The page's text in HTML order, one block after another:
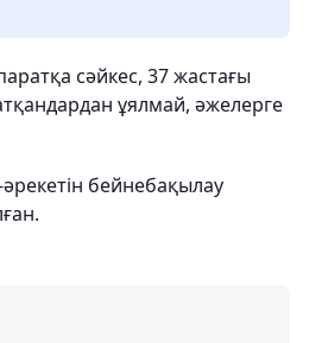
сәйкес, 37 жастағы
ұялмай, әжелерге
бейнебақылау